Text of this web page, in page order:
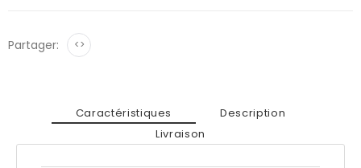
Partager: <>
Caractéristiques
Description
Livraison